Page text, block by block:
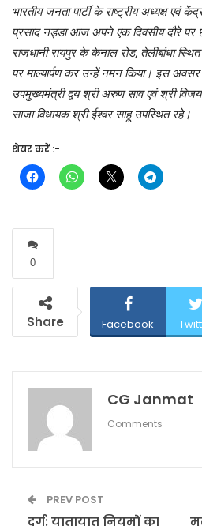
भारतीय जनता पार्टी के राष्ट्रीय अध्यक्ष एवं
प्रसाद नड्डा आज अपने एक दिवसीय दौरे पर
राजधानी रायपुर के केनाल रोड, तेलीबांधा स्थित
पर माल्यार्पण कर उन्हें नमन किया। इस अवसर
उपमुख्यमंत्री द्वय श्री अरुण साव एवं श्री
साजा विधायक श्री ईश्वर साहू उपस्थित रहे।
शेयर करें :-
0
Share Facebook
CG Janmat
Comments
PREV POST
दुर्ग: यातायात नियमों का